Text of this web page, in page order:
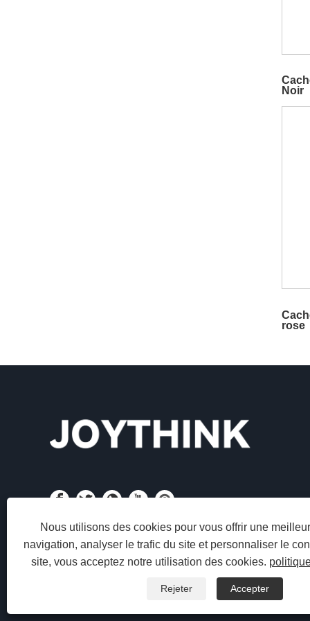
Noir
rose
Nous utilisons des cookies pour vous offrir une
navigation, analyser le trafic du site et personnaliser le
site, vous acceptez notre utilisation des cookies.
Rejeter Accepter